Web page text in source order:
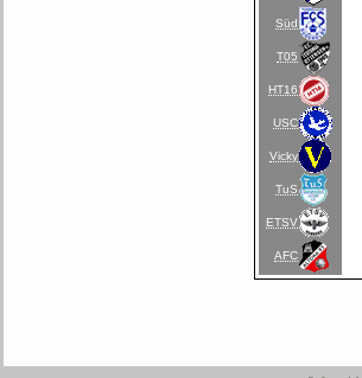
Süd
T05
HT16
USC
Vicky
TuS
ETSV
AFC